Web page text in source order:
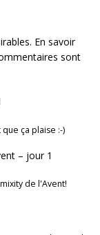
En savoir
sont
ça plaise :-)
– jour 1
de l'Avent!